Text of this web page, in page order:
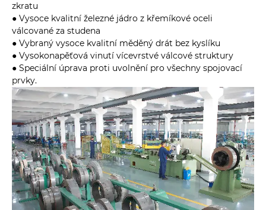
zkratu
● Vysoce kvalitní železné jádro z křemíkové oceli
válcované za studena
● Vybraný vysoce kvalitní měděný drát bez kyslíku
● Vysokonapěťová vinutí vícevrstvé válcové struktury
● Speciální úprava proti uvolnění pro všechny spojovací
prvky.